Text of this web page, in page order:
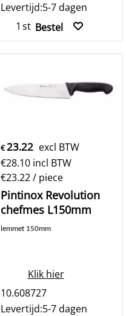
Levertijd:5-7 dagen
st Bestel
€23.22 excl BTW
€28.10 incl BTW
€23.22/ piece
Pintinox Revolution
chefmes L150mm
lemmet 150mm
Klik hier
10.608727
Levertijd:5-7 dagen